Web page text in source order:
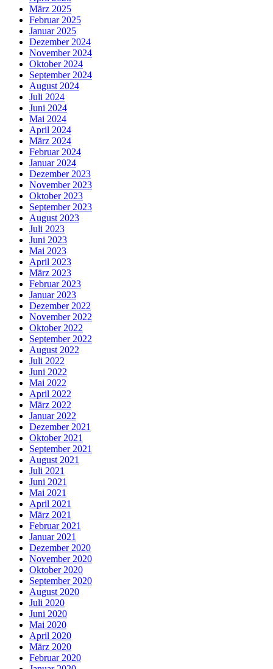
März 2025
Februar 2025
Januar 2025
Dezember 2024
November 2024
Oktober 2024
September 2024
August 2024
Juli 2024
Juni 2024
Mai 2024
April 2024
März 2024
Februar 2024
Januar 2024
Dezember 2023
November 2023
Oktober 2023
September 2023
August 2023
Juli 2023
Juni 2023
Mai 2023
April 2023
März 2023
Februar 2023
Januar 2023
Dezember 2022
November 2022
Oktober 2022
September 2022
August 2022
Juli 2022
Juni 2022
Mai 2022
April 2022
März 2022
Januar 2022
Dezember 2021
Oktober 2021
September 2021
August 2021
Juli 2021
Juni 2021
Mai 2021
April 2021
März 2021
Februar 2021
Januar 2021
Dezember 2020
November 2020
Oktober 2020
September 2020
August 2020
Juli 2020
Juni 2020
Mai 2020
April 2020
März 2020
Februar 2020